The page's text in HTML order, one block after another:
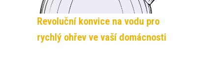
Revoluční konvice na vodu pro
rychlý ohřev ve vaší domácnosti